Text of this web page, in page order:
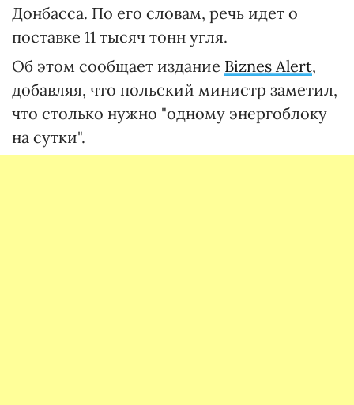
Донбасса. По его словам, речь идет о
поставке 11 тысяч тонн угля.
Об этом сообщает издание Biznes Alert,
добавляя, что польский министр заметил,
что столько нужно "одному энергоблоку
на сутки".